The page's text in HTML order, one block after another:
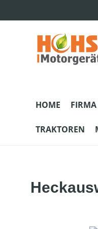
HOME
TRAKTOREN